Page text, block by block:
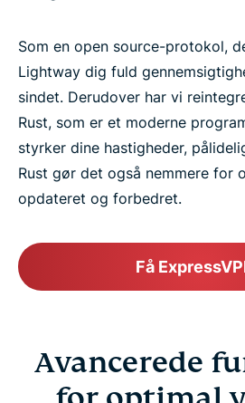
Som en open source-protokol,
Lightway dig fuld
sindet. Derudover har vi
Rust, som er et moderne
styrker dine hastigheder,
Rust gør det også nemmere for
opdateret og forbedret.
Få
Avancerede